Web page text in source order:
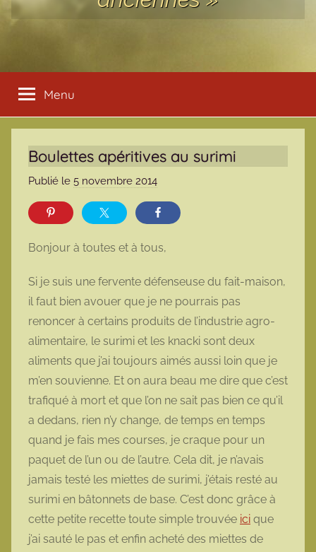
Menu
Boulettes apéritives au surimi
Publié le 5 novembre 2014
a
r
a
o
t
t
e
Bonjour à toutes et à tous,
Si je suis une fervente défenseuse du fait-maison,
il faut bien avouer que je ne pourrais pas
renoncer à certains produits de l’industrie agro-
alimentaire, le surimi et les knacki sont deux
aliments que j’ai toujours aimés aussi loin que je
m’en souvienne. Et on aura beau me dire que c’est
trafiqué à mort et que l’on ne sait pas bien ce qu’il
a dedans, rien n’y change, de temps en temps
quand je fais mes courses, je craque pour un
paquet de l’un ou de l’autre. Cela dit, je n’avais
jamais testé les miettes de surimi, j’étais resté au
surimi en bâtonnets de base. C’est donc grâce à
cette petite recette toute simple trouvée ici que
j’ai sauté le pas et enfin acheté des miettes de